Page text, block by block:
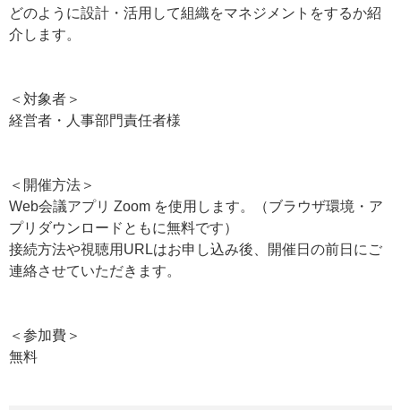
どのように設計・活用して組織をマネジメントをするか紹
介します。
＜対象者＞
経営者・人事部門責任者様
＜開催方法＞
Web会議アプリ Zoom を使用します。（ブラウザ環境・ア
プリダウンロードともに無料です）
接続方法や視聴用URLはお申し込み後、開催日の前日にご
連絡させていただきます。
＜参加費＞
無料